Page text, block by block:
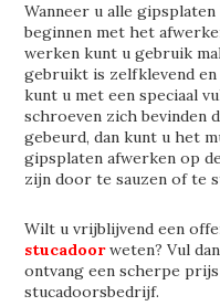
Wanneer u alle
beginnen met het
werken kunt u gebruik
gebruikt is zelfklevend
kunt u met een speciaal
schroeven zich bevinden
gebeurd, dan kunt u het
gipsplaten afwerken op
zijn door te sauzen of te
Wilt u vrijblijvend een
stucadoorweten? Vul
ontvang een scherpe
stucadoorsbedrijf.